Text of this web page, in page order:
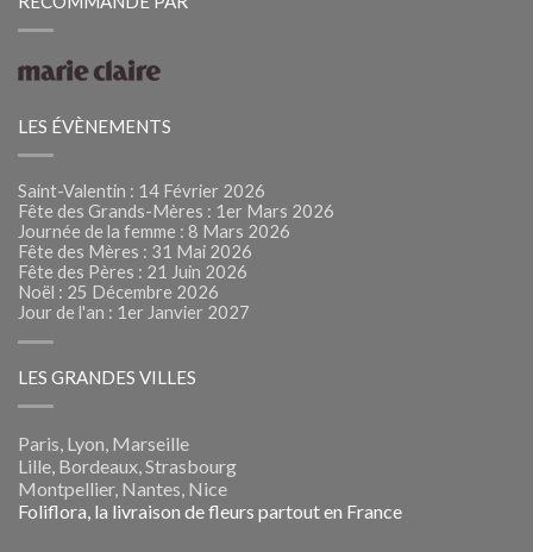
LES ÉVÈNEMENTS
Saint-Valentin : 14 Février 2026
Fête des Grands-Mères : 1er Mars 2026
Journée de la femme : 8 Mars 2026
Fête des Mères : 31 Mai 2026
Fête des Pères : 21 Juin 2026
Noël : 25 Décembre 2026
Jour de l'an : 1er Janvier 2027
LES GRANDES VILLES
Paris, Lyon, Marseille
Lille, Bordeaux, Strasbourg
Montpellier, Nantes, Nice
Foliflora, la livraison de fleurs partout en France